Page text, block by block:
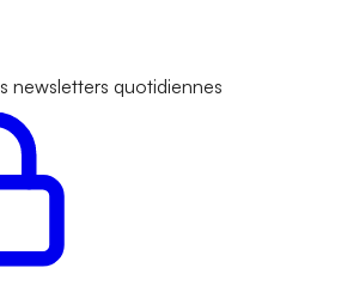
newsletters quotidiennes